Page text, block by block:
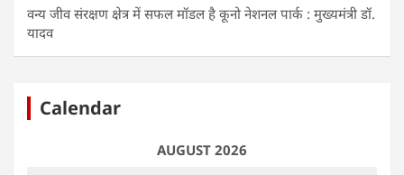
वन्य जीव संरक्षण क्षेत्र में सफल मॉडल है कूनो नेशनल पार्क : मुख्यमंत्री डॉ.
यादव
Calendar
AUGUST 2026